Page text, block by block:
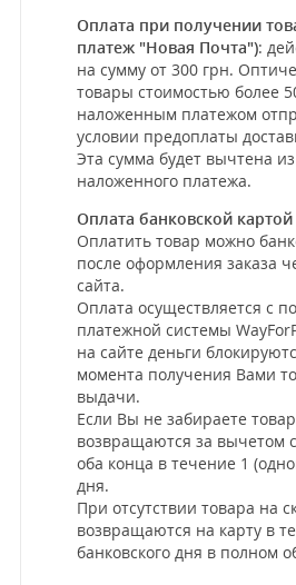
Оплата при получении
платеж "Новая Почта"):
на сумму от 300 грн.
товары стоимостью более
наложенным платежом
условии предоплаты
Эта сумма будет вычтена
наложенного платежа.
Оплата банковской
Оплатить товар можно
после оформления заказа
сайта.
Оплата осуществляется с
платежной системы
на сайте деньги
момента получения Вами
выдачи.
Если Вы не забираете
возвращаются за вычетом
оба конца в течение 1
дня.
При отсутствии товара на
возвращаются на карту в
банковского дня в полном